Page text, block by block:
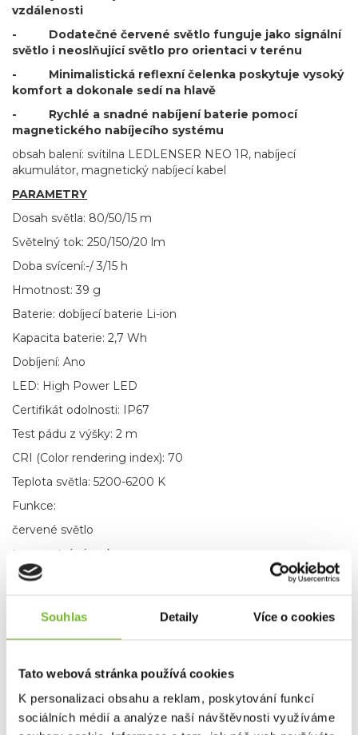
Souhlas Detaily Více o cookies
Tato webová stránka používá cookies
K personalizaci obsahu a reklam, poskytování funkcí
sociálních médií a analýze naší návštěvnosti využíváme
vzdálenosti
- Dodatečné červené světlo funguje jako signální
světlo i neoslňující světlo pro orientaci v terénu
- Minimalistická reflexní čelenka poskytuje vysoký
komfort a dokonale sedí na hlavě
- Rychlé a snadné nabíjení baterie pomocí
magnetického nabíjecího systému
obsah balení: svítilna LEDLENSER NEO 1R, nabíjecí
akumulátor, magnetický nabíjecí kabel
PARAMETRY
Dosah světla: 80/50/15 m
Světelný tok: 250/150/20 lm
Doba svícení:-/ 3/15 h
Hmotnost: 39 g
Baterie: dobíjecí baterie Li-ion
Kapacita baterie: 2,7 Wh
Dobíjení: Ano
LED: High Power LED
Certifikát odolnosti: IP67
Test pádu z výšky: 2 m
CRI (Color rendering index): 70
Teplota světla: 5200-6200 K
Funkce:
červené světlo
transportní zámek
Backup mode
TECHNOLOGIE